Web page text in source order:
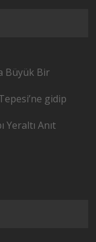
Büyük Bir
gidip
Yeraltı Anıt